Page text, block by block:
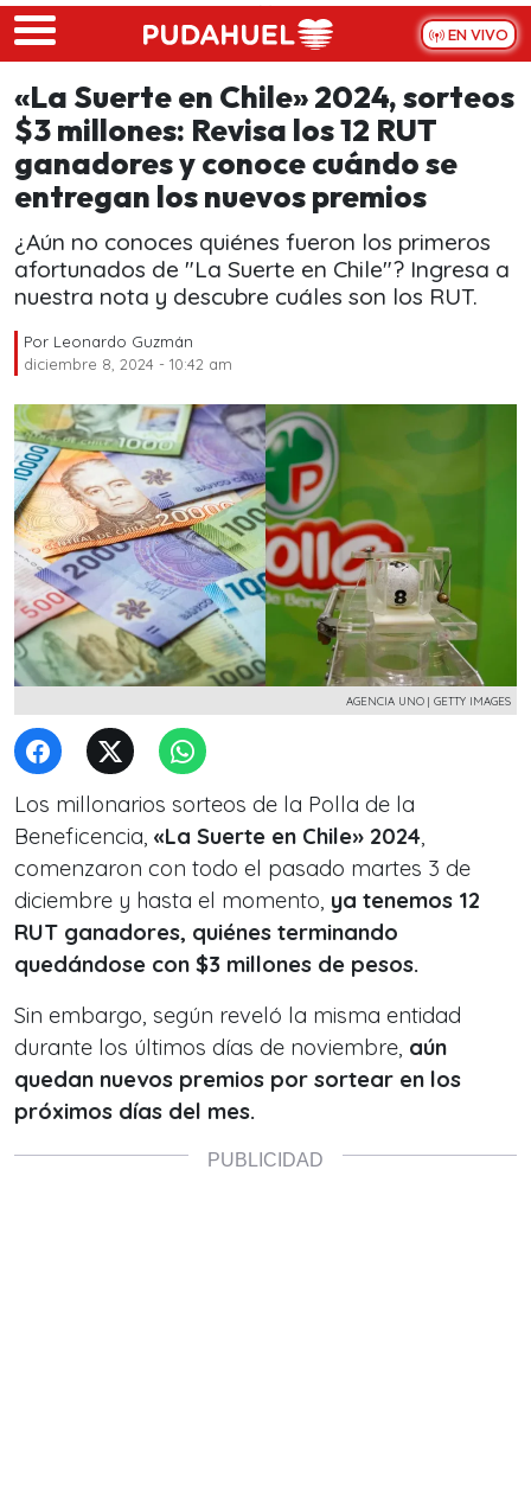
Skip to main content
EN VIVO
«La Suerte en Chile» 2024, sorteos
$3 millones: Revisa los 12 RUT
ganadores y conoce cuándo se
entregan los nuevos premios
¿Aún no conoces quiénes fueron los primeros
afortunados de "La Suerte en Chile"? Ingresa a
nuestra nota y descubre cuáles son los RUT.
Por Leonardo Guzmán
diciembre 8, 2024 - 10:42 am
AGENCIA UNO | GETTY IMAGES
Los millonarios sorteos de la Polla de la
Beneficencia, «La Suerte en Chile» 2024,
comenzaron con todo el pasado martes 3 de
diciembre y hasta el momento, ya tenemos 12
RUT ganadores, quiénes terminando
quedándose con $3 millones de pesos.
Sin embargo, según reveló la misma entidad
durante los últimos días de noviembre, aún
quedan nuevos premios por sortear en los
próximos días del mes.